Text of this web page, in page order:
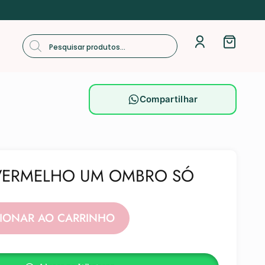
Compartilhar
UM OMBRO SÓ
AO CARRINHO